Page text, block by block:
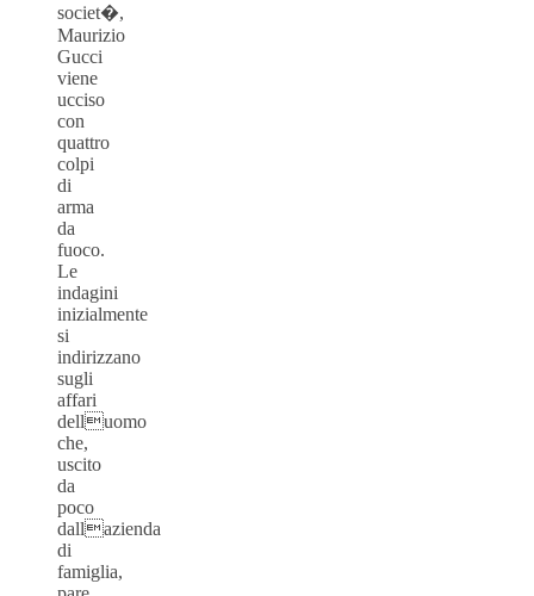
societ�,
Maurizio
Gucci
viene
ucciso
con
quattro
colpi
di
arma
da
fuoco.
Le
indagini
inizialmente
si
indirizzano
sugli
affari
delluomo
che,
uscito
da
poco
dallazienda
di
famiglia,